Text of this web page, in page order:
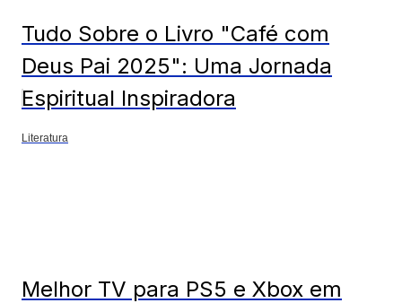
Tudo Sobre o Livro "Café com
Deus Pai 2025": Uma Jornada
Espiritual Inspiradora
Literatura
Melhor TV para PS5 e Xbox em